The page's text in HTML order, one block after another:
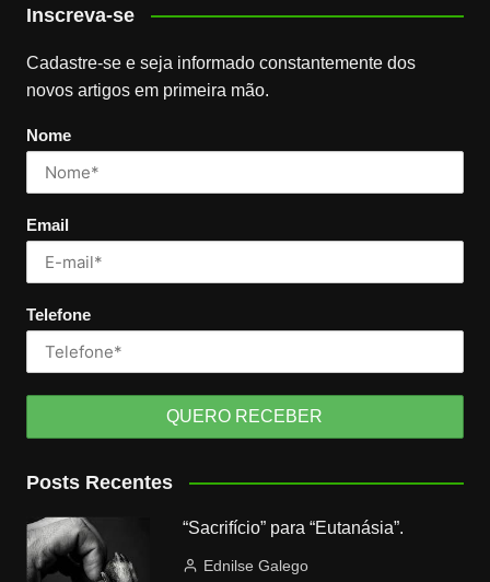
Inscreva-se
Cadastre-se e seja informado constantemente dos
novos artigos em primeira mão.
Nome
Email
Telefone
Posts Recentes
“Sacrifício” para “Eutanásia”.
Ednilse Galego